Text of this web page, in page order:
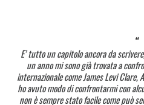
E’ tutto un capitolo ancora da
un anno mi sono già trovata a
internazionale come James Levi
ho avuto modo di confrontarmi con
non è sempre stato facile come può